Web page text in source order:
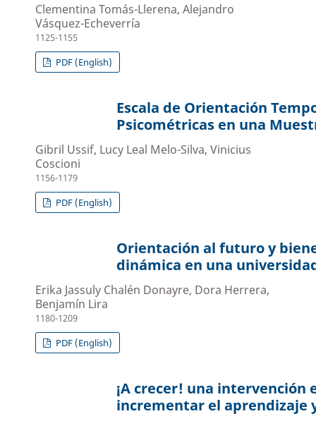
Clementina Tomás-Llerena, Alejandro
Vásquez-Echeverría
1125-1155
PDF (English)
Escala de Orientación
Psicométricas en una
Gibril Ussif, Lucy Leal Melo-Silva, Vinicius
Coscioni
1156-1179
PDF (English)
Orientación al futuro y
dinámica en una
Erika Jassuly Chalén Donayre, Dora Herrera,
Benjamín Lira
1180-1209
PDF (English)
¡A crecer! una intervención
incrementar el aprendizaje